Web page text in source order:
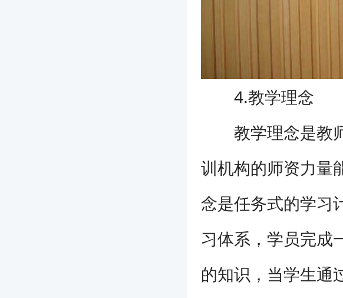
4.教学理念
教学理念是教师
训机构的师资力量
念是任务式的学习
习体系，学员完成
的知识，当学生通